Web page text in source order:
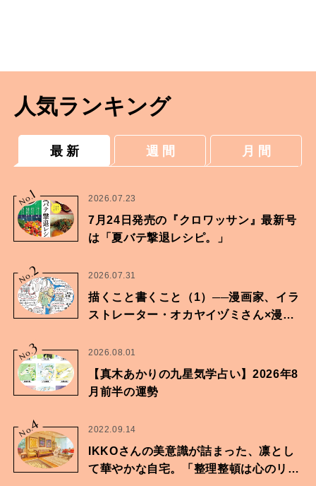
人気ランキング
最 新 週 間 月 間
No.
1 2026.07.23
7月24日発売の『クロワッサン』最新号
は「夏バテ撃退レシピ。」
No.2 2026.07.31
描くこと書くこと（1）──漫画家、イラ
ストレーター・オカヤイヅミさん×漫画
No.
3 2026.08.01
【真木あかりの九星気学占い】2026年8
月前半の運勢
No.
4 2022.09.14
IKKOさんの美意識が詰まった、凛とし
て華やかな自宅。「整理整頓は心のリズ